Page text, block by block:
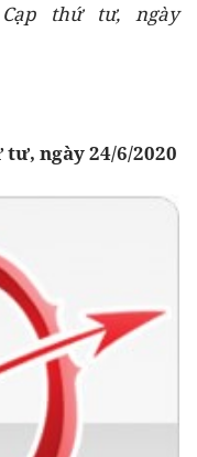
thứ tư, ngày
ngày 24/6/2020